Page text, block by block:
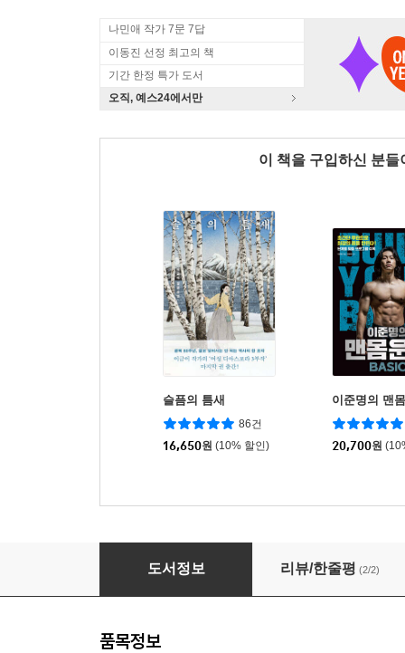
나민애 작가 7문 7답
이동진 선정 최고의 책
기간 한정 특가 도서
오직, 예스24에서만
이 책을 구입하신 분
슬픔의 틈새
86건
16,650원 (10% 할인)
이준명의 맨
20,700원
노력이라는 이름의 재능
도서정보 리뷰/한줄평 (2/2)
품목정보